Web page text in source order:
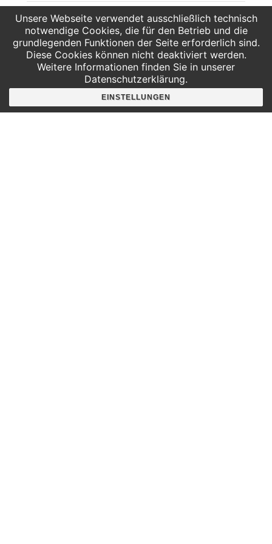
Girls AG – Kreativ
programmieren & tüfteln!
Girls AG – Kreativ
programmieren & tüfteln!
Hier findest du uns
Unsere Webseite verwendet ausschließlich technisch
notwendige Cookies, die für den Betrieb und die
grundlegenden Funktionen der Seite erforderlich sind.
Diese Cookies können nicht deaktiviert werden.
Weitere Informationen finden Sie in unserer
Datenschutzerklärung.
EINSTELLUNGEN